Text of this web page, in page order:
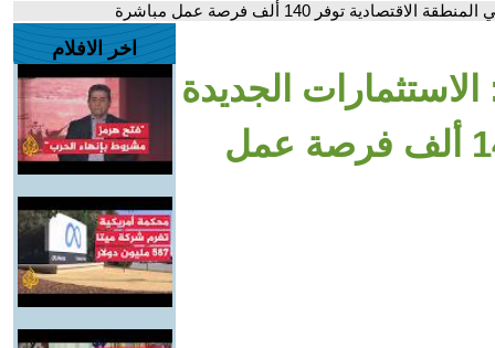
توفر 140 ألف فرصة عمل مباشرة
الجديدة
في المنطقة الاقتصادية توفر 140 ألف فرصة عمل
اخر الافلام